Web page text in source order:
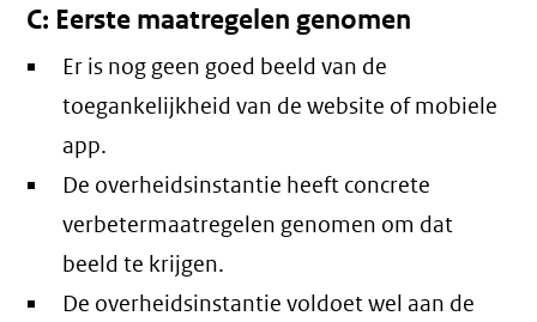
C: Eerste maatregelen genomen
Er is nog geen goed beeld van de
toegankelijkheid van de website of mobiele
app.
De overheidsinstantie heeft concrete
verbetermaatregelen genomen om dat
beeld te krijgen.
De overheidsinstantie voldoet wel aan de